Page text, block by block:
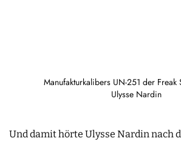
Manufakturkalibers UN-251 der Freak
Ulysse Nardin
Und damit hörte Ulysse Nardin nach